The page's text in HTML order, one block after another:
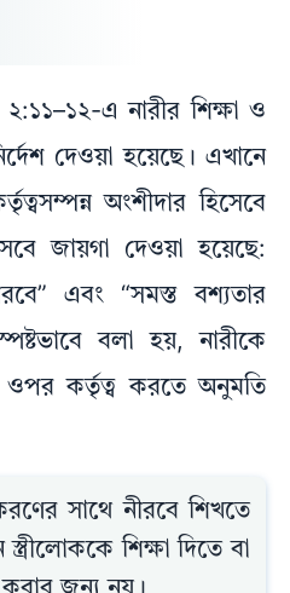
এ নারীর শিক্ষা ও
দেওয়া হয়েছে। এখানে
অংশীদার হিসেবে
জায়গা দেওয়া হয়েছে:
এবং “সমস্ত বশ্যতার
বলা হয়, নারীকে
ওপর কর্তৃত্ব করতে অনুমতি
সাথে নীরবে শিখতে
শিক্ষা দিতে বা